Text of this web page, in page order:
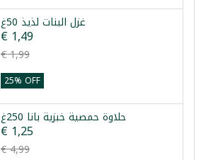
غزل البنات لذيذ 50غ
€ 1,49
€ 1,99
25% OFF
حلاوة حمصية خبزية بانا 250غ
€ 1,25
€ 4,99